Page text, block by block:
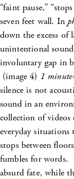
“faint pause,”
seven feet wall. In
down the excess of
unintentional
involuntary gap in
(image 4) 1
silence is not
sound in an
collection of
everyday situations
stops between
fumbles for words.
absurd fate, while